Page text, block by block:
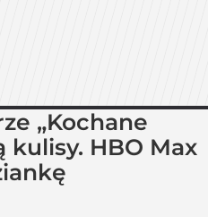
„Kochane
kulisy. HBO Max